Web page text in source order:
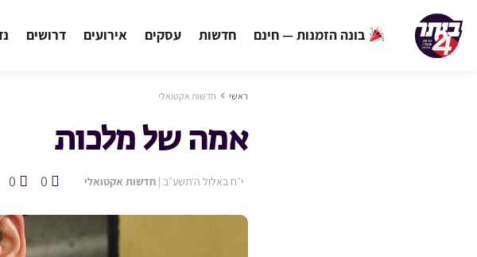
בונה הזמנות — חינם חדשות עסקים אירועים דרושים
ראשי חדשות אקטואלי
אמה של מלכות
י״ח באלול ה׳תשע״ב | חדשות אקטואלי 0
0